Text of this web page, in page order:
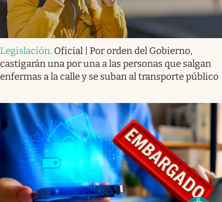
Legislación. Oficial | Por orden del Gobierno,
castigarán una por una a las personas que salgan
enfermas a la calle y se suban al transporte público